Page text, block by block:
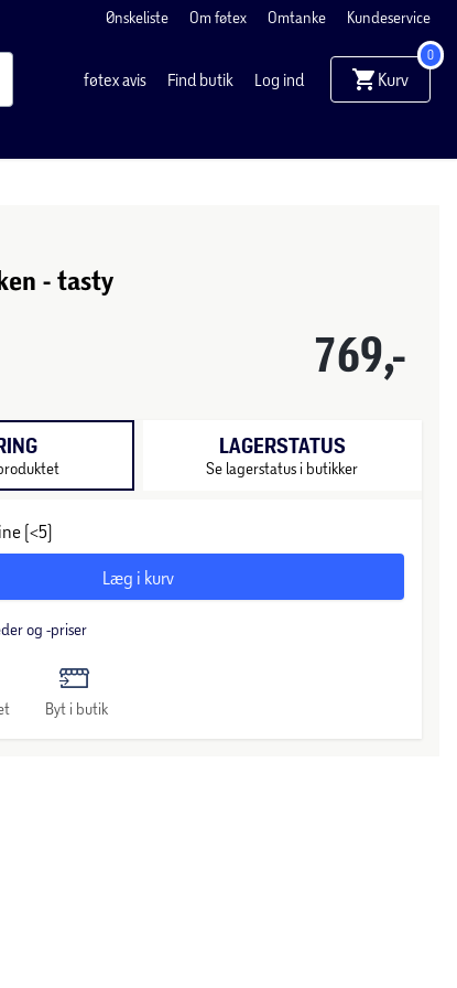
Ønskeliste Om føtex Omtanke Kundeservice
føtex avis Find butik Log ind Kurv
0
- tasty
769,-
LAGERSTATUS
Se lagerstatus i butikker
(<5)
Læg i kurv
og -priser
Byt i butik